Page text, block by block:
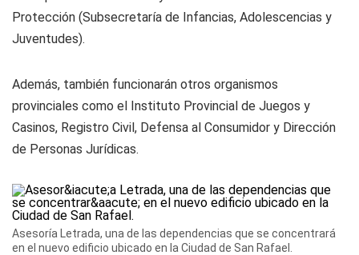
Protección (Subsecretaría de Infancias, Adolescencias y
Juventudes).
Además, también funcionarán otros organismos
provinciales como el Instituto Provincial de Juegos y
Casinos, Registro Civil, Defensa al Consumidor y Dirección
de Personas Jurídicas.
Asesoría Letrada, una de las dependencias que se concentrará
en el nuevo edificio ubicado en la Ciudad de San Rafael.